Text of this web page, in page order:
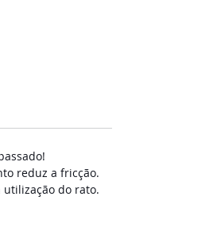
reduz a fricção.
do rato.